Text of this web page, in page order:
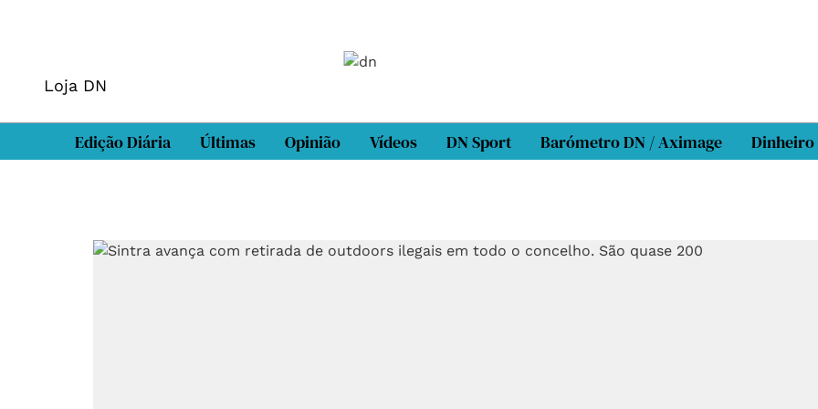
Loja DN
Edição Diária Últimas Opinião Vídeos DN Sport Barómetro DN / Aximage Dinheiro